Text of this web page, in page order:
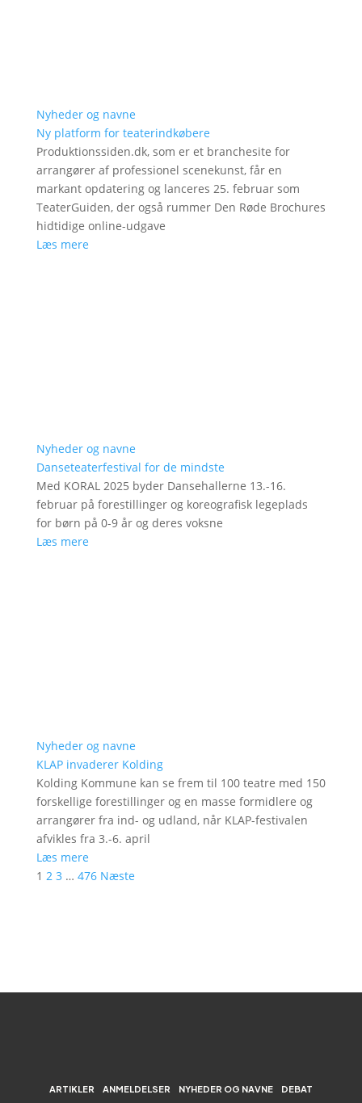
Nyheder og navne
Ny platform for teaterindkøbere
Produktionssiden.dk, som er et branchesite for
arrangører af professionel scenekunst, får en
markant opdatering og lanceres 25. februar som
TeaterGuiden, der også rummer Den Røde Brochures
hidtidige online-udgave
Læs mere
Nyheder og navne
Danseteaterfestival for de mindste
Med KORAL 2025 byder Dansehallerne 13.-16.
februar på forestillinger og koreografisk legeplads
for børn på 0-9 år og deres voksne
Læs mere
Nyheder og navne
KLAP invaderer Kolding
Kolding Kommune kan se frem til 100 teatre med 150
forskellige forestillinger og en masse formidlere og
arrangører fra ind- og udland, når KLAP-festivalen
afvikles fra 3.-6. april
Læs mere
1 2 3 … 476 Næste
ARTIKLER ANMELDELSER NYHEDER OG NAVNE DEBAT